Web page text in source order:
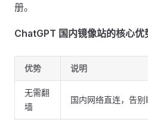
册。
ChatGPT 国内镜像站的核心优
优势 说明
无需翻
墙
国内网络直连，告